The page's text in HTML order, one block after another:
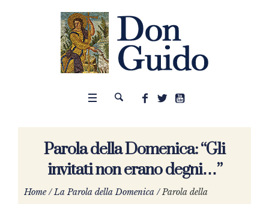
Parola della Domenica: “Gli
invitati non erano degni…”
Home /La Parola della Domenica /Parola della